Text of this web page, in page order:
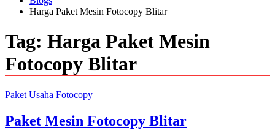
Harga Paket Mesin Fotocopy Blitar
Tag: Harga Paket Mesin
Fotocopy Blitar
Paket Usaha Fotocopy
Paket Mesin Fotocopy Blitar